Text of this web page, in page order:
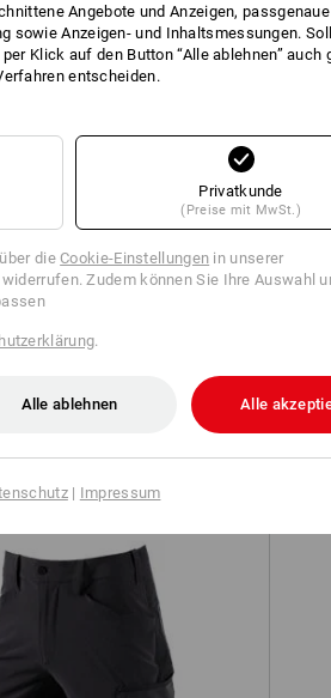
stretch, Herren
Angebote und Anzeigen, passgenaue
sowie Anzeigen- und Inhaltsmessungen.
Klick auf den Button “Alle ablehnen” auch
entscheiden.
Privatkunde
(Preise mit MwSt.)
dieCookie-Einstellungen in unserer
Zudem können Sie Ihre Auswahl
.
Alle ablehnen Alle
| Impressum